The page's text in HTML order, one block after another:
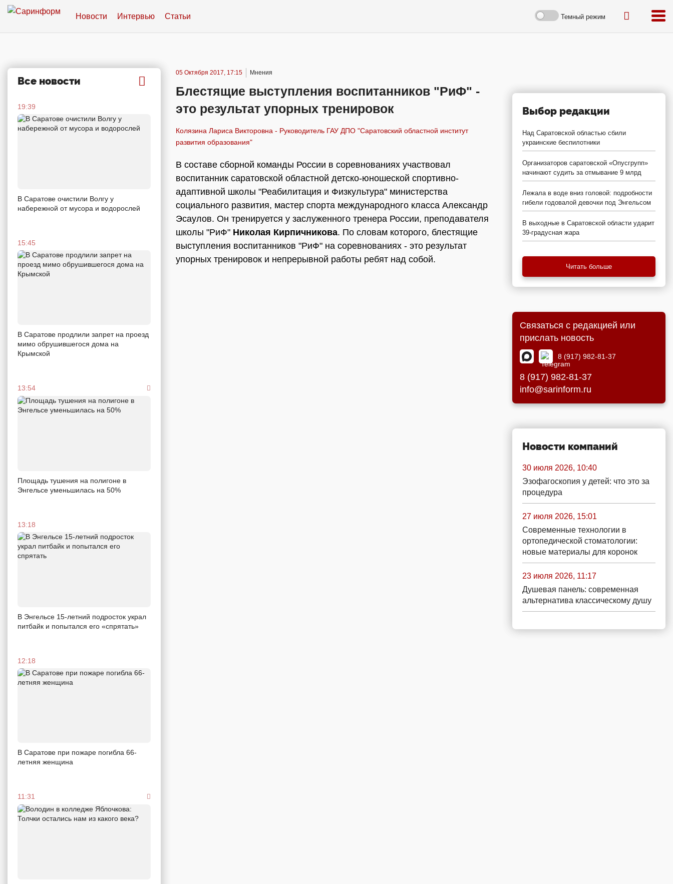
Новости Интервью Статьи Темный режим
Все новости
19:39
В Саратове очистили Волгу у
набережной от мусора и водорослей
15:45
В Саратове продлили запрет на проезд
мимо обрушившегося дома на
Крымской
13:54
Площадь тушения на полигоне в
Энгельсе уменьшилась на 50%
13:18
В Энгельсе 15-летний подросток украл
питбайк и попытался его «спрятать»
12:18
В Саратове при пожаре погибла 66-
летняя женщина
11:31
05 Октября 2017, 17:15 Мнения
Блестящие выступления воспитанников "РиФ" -
это результат упорных тренировок
Колязина Лариса Викторовна - Руководитель ГАУ ДПО "Саратовский областной институт
развития образования"
В составе сборной команды России в соревнованиях участвовал
воспитанник саратовской областной детско-юношеской спортивно-
адаптивной школы "Реабилитация и Физкультура" министерства
социального развития, мастер спорта международного класса Александр
Эсаулов. Он тренируется у заслуженного тренера России, преподавателя
школы "РиФ" Николая Кирпичникова. По словам которого, блестящие
выступления воспитанников "РиФ" на соревнованиях - это результат
упорных тренировок и непрерывной работы ребят над собой.
Выбор редакции
Над Саратовской областью сбили
украинские беспилотники
Организаторов саратовской «Опусгрупп»
начинают судить за отмывание 9 млрд
Лежала в воде вниз головой: подробности
гибели годовалой девочки под Энгельсом
В выходные в Саратовской области ударит
39-градусная жара
Читать больше
Связаться с редакцией или
прислать новость
8 (917) 982-81-37
8 (917) 982-81-37
info@sarinform.ru
Новости компаний
30 июля 2026, 10:40
Эзофагоскопия у детей: что это за
процедура
27 июля 2026, 15:01
Современные технологии в
ортопедической стоматологии:
новые материалы для коронок
23 июля 2026, 11:17
Душевая панель: современная
альтернатива классическому душу